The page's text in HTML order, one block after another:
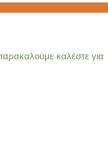
καλέστε για